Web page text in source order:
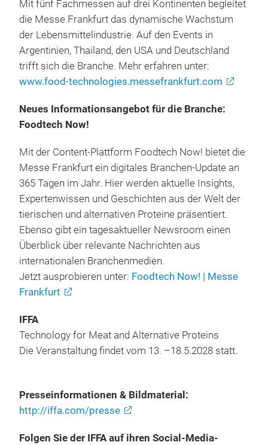
Mit fünf Fachmessen auf drei Kontinenten begleitet
die Messe Frankfurt das dynamische Wachstum
der Lebensmittelindustrie. Auf den Events in
Argentinien, Thailand, den USA und Deutschland
trifft sich die Branche. Mehr erfahren unter:
www.food-technologies.messefrankfurt.com
Neues Informationsangebot für die Branche:
Foodtech Now!
Mit der Content-Plattform Foodtech Now! bietet die
Messe Frankfurt ein digitales Branchen-Update an
365 Tagen im Jahr. Hier werden aktuelle Insights,
Expertenwissen und Geschichten aus der Welt der
tierischen und alternativen Proteine präsentiert.
Ebenso gibt ein tagesaktueller Newsroom einen
Überblick über relevante Nachrichten aus
internationalen Branchenmedien.
Jetzt ausprobieren unter: Foodtech Now! | Messe
Frankfurt
IFFA
Technology for Meat and Alternative Proteins
Die Veranstaltung findet vom 13. –18.5.2028 statt.
Presseinformationen & Bildmaterial:
http://iffa.com/presse
Folgen Sie der IFFA auf ihren Social-Media-